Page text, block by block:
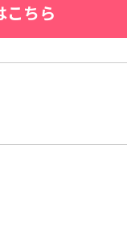
こちら